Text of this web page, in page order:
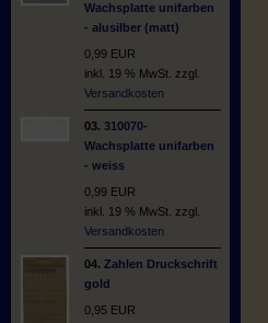
Wachsplatte unifarben
- alusilber (matt)
0,99 EUR
inkl. 19 % MwSt. zzgl.
Versandkosten
03. 310070-
Wachsplatte unifarben
- weiss
0,99 EUR
inkl. 19 % MwSt. zzgl.
Versandkosten
04. Zahlen Druckschrift
gold
0,95 EUR